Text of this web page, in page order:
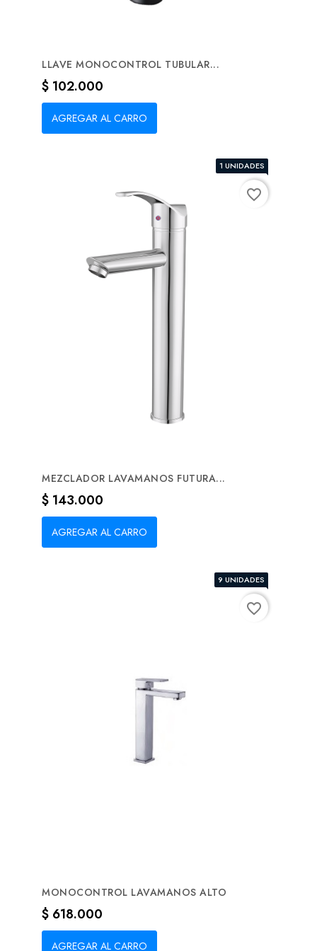
LLAVE MONOCONTROL TUBULAR...
Precio
$ 102.000
AGREGAR AL CARRO
1 UNIDADES
MEZCLADOR LAVAMANOS FUTURA...
Precio
$ 143.000
AGREGAR AL CARRO
favorite_border
9 UNIDADES
MONOCONTROL LAVAMANOS ALTO
Precio
$ 618.000
AGREGAR AL CARRO
favorite_border